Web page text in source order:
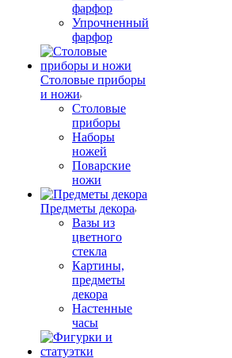
фарфор
Упрочненный
фарфор
Столовые приборы
и ножи
Столовые
приборы
Наборы
ножей
Поварские
ножи
Предметы декора
Вазы из
цветного
стекла
Картины,
предметы
декора
Настенные
часы